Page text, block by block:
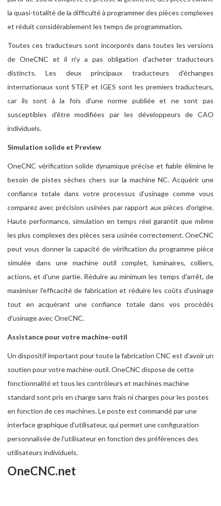
la quasi-totalité de la difficulté à programmer des pièces complexes
et réduit considérablement les temps de programmation.
Toutes ces traducteurs sont incorporés dans toutes les versions
de OneCNC et il n'y a pas obligation d'acheter traducteurs
distincts. Les deux principaux traducteurs d'échanges
internationaux sont STEP et IGES sont les premiers traducteurs,
car ils sont à la fois d'une norme publiée et ne sont pas
susceptibles d'être modifiées par les développeurs de CAO
individuels.
Simulation solide et Preview
OneCNC vérification solide dynamique précise et fiable élimine le
besoin de pistes sèches chers sur la machine NC. Acquérir une
confiance totale dans votre processus d'usinage comme vous
comparez avec précision usinées par rapport aux pièces d'origine.
Haute performance, simulation en temps réel garantit que même
les plus complexes des pièces sera usinée correctement. OneCNC
peut vous donner la capacité de vérification du programme pièce
simulée dans une machine outil complet, luminaires, colliers,
actions, et d'une partie. Réduire au minimum les temps d'arrêt, de
maximiser l'efficacité de fabrication et réduire les coûts d'usinage
tout en acquérant une confiance totale dans vos procédés
d'usinage avec OneCNC.
Assistance pour votre machine-outil
Un dispositif important pour toute la fabrication CNC est d'avoir un
soutien pour votre machine-outil. OneCNC dispose de cette
fonctionnalité et tous les contrôleurs et machines machine
standard sont pris en charge sans frais ni charges pour les postes
en fonction de ces machines. Le poste est commandé par une
interface graphique d'utilisateur, qui permet une configuration
personnalisée de l'utilisateur en fonction des préférences des
utilisateurs individuels.
OneCNC.net